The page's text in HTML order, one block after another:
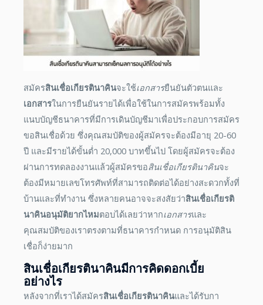
สมัครสินเชื่อเกียรตินาคินจะใช้เอกสารยืนยันตัวตนและ
เอกสารในการยืนยันรายได้เพื่อใช้ในการสมัครพร้อมทั้ง
แนบบัญชีธนาคารที่มีการเดินบัญชีมาเพื่อประกอบการสมัคร
ขอสินเชื่อด้วย ซึ่งคุณสมบัติของผู้สมัครจะต้องมีอายุ 20-60
ปี และมีรายได้ขั้นต่ำ 20,000 บาทขึ้นไป โดยผู้สมัครจะต้อง
ผ่านการทดลองงานแล้วผู้สมัครขอสินเชื่อเกียรตินาคินจะ
ต้องมีหมายเลขโทรศัพท์ที่สามารถติดต่อได้อย่างสะดวกทั้งที่
บ้านและที่ทำงาน ซึ่งหลายคนอาจจะสงสัยว่าสินเชื่อเกียรติ
นาคินอนุมัติยากไหมตอบได้เลยว่าหากเอกสารและ
คุณสมบัติของเราตรงตามที่ธนาคารกำหนด การอนุมัติสิน
เชื่อก็ง่ายมาก
สินเชื่อเกียรตินาคินมีการคิดดอกเบี้ย
อย่างไร
หลังจากที่เราได้สมัครสินเชื่อเกียรตินาคินและได้รับกา